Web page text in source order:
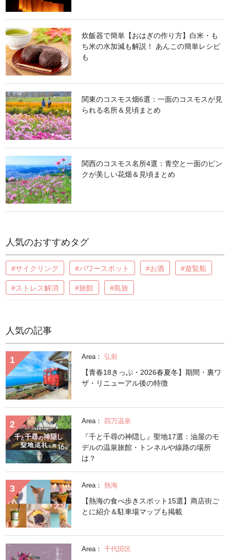
炊飯器で簡単【おはぎの作り方】白米・も
ち米の水加減も解説！ あんこの簡単レシピ
も
関東のコスモス畑6選：一面のコスモスが見
られる名所＆見頃まとめ
関西のコスモス名所4選：青空と一面のピン
クが美しい花畑＆見頃まとめ
人気のおすすめタグ
#サイクリング #パワースポット #お酒 #遊覧船
#ストレス解消 #旅館 #島旅
人気の記事
Area： 弘前
【青春18きっぷ・2026春夏冬】期間・裏ワ
ザ・リニューアル後の特徴
Area： 四万温泉
『千と千尋の神隠し』聖地17選：油屋のモ
デルの温泉旅館・トンネルや線路の場所
は？
Area： 熱海
【熱海の食べ歩きスポット15選】商店街ご
とに紹介＆駐車場マップも掲載
Area： 千代田区